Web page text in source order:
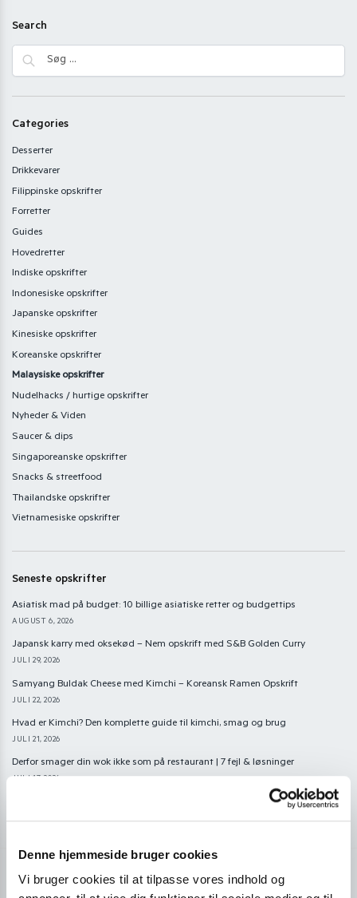
Denne hjemmeside bruger cookies
Vi bruger cookies til at tilpasse vores indhold og
Search
Categories
Desserter
Drikkevarer
Filippinske opskrifter
Forretter
Guides
Hovedretter
Indiske opskrifter
Indonesiske opskrifter
Japanske opskrifter
Kinesiske opskrifter
Koreanske opskrifter
Malaysiske opskrifter
Nudelhacks / hurtige opskrifter
Nyheder & Viden
Saucer & dips
Singaporeanske opskrifter
Snacks & streetfood
Thailandske opskrifter
Vietnamesiske opskrifter
Seneste opskrifter
Asiatisk mad på budget: 10 billige asiatiske retter og budgettips
AUGUST 6, 2026
Japansk karry med oksekød – Nem opskrift med S&B Golden Curry
JULI 29, 2026
Samyang Buldak Cheese med Kimchi – Koreansk Ramen Opskrift
JULI 22, 2026
Hvad er Kimchi? Den komplette guide til kimchi, smag og brug
JULI 21, 2026
Derfor smager din wok ikke som på restaurant | 7 fejl & løsninger
JULI 17, 2026
Har du spørgsmål eller brug for hjælp?